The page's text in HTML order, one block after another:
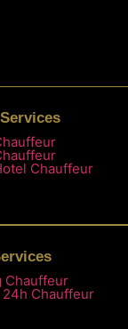
Chauffeur
Chauffeur
24h Chauffeur